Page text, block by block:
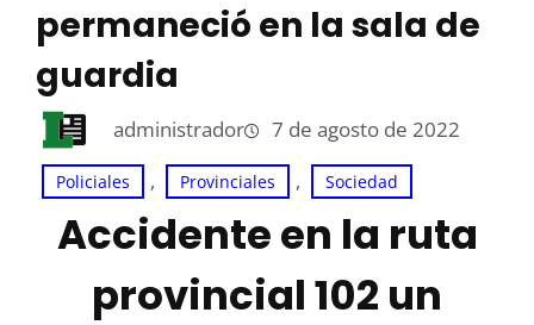
permaneció en la sala de
guardia
administrador 7 de agosto de 2022
Policiales , Provinciales , Sociedad
Accidente en la ruta
provincial 102 un